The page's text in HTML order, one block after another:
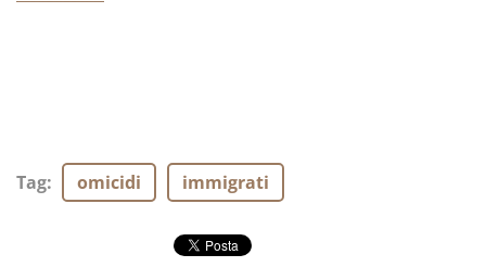
Tag: omicidi immigrati